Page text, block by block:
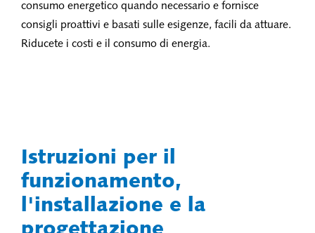
consumo energetico quando necessario e fornisce
consigli proattivi e basati sulle esigenze, facili da attuare.
Riducete i costi e il consumo di energia.
Istruzioni per il
funzionamento,
l'installazione e la